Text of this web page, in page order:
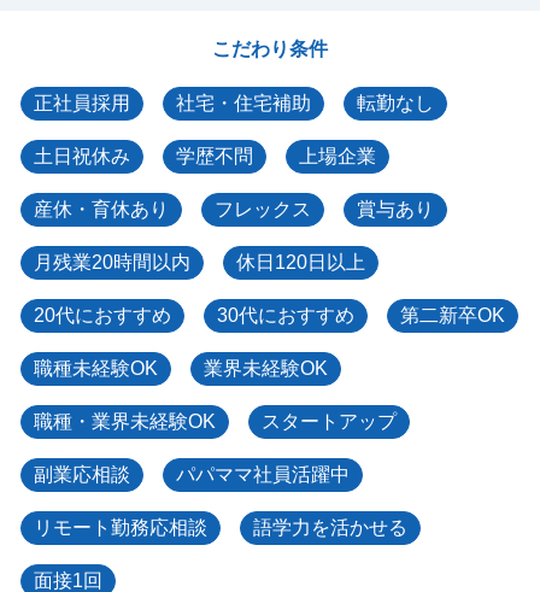
こだわり条件
正社員採用 社宅・住宅補助 転勤なし
土日祝休み 学歴不問 上場企業
産休・育休あり フレックス 賞与あり
月残業20時間以内 休日120日以上
20代におすすめ 30代におすすめ 第二新卒OK
職種未経験OK 業界未経験OK
職種・業界未経験OK スタートアップ
副業応相談 パパママ社員活躍中
リモート勤務応相談 語学力を活かせる
面接1回